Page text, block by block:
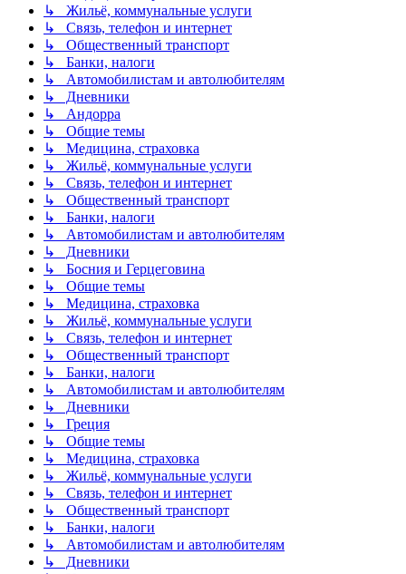
↳ Жильё, коммунальные услуги
↳ Связь, телефон и интернет
↳ Общественный транспорт
↳ Банки, налоги
↳ Автомобилистам и автолюбителям
↳ Дневники
↳ Андорра
↳ Общие темы
↳ Медицина, страховка
↳ Жильё, коммунальные услуги
↳ Связь, телефон и интернет
↳ Общественный транспорт
↳ Банки, налоги
↳ Автомобилистам и автолюбителям
↳ Дневники
↳ Босния и Герцеговина
↳ Общие темы
↳ Медицина, страховка
↳ Жильё, коммунальные услуги
↳ Связь, телефон и интернет
↳ Общественный транспорт
↳ Банки, налоги
↳ Автомобилистам и автолюбителям
↳ Дневники
↳ Греция
↳ Общие темы
↳ Медицина, страховка
↳ Жильё, коммунальные услуги
↳ Связь, телефон и интернет
↳ Общественный транспорт
↳ Банки, налоги
↳ Автомобилистам и автолюбителям
↳ Дневники